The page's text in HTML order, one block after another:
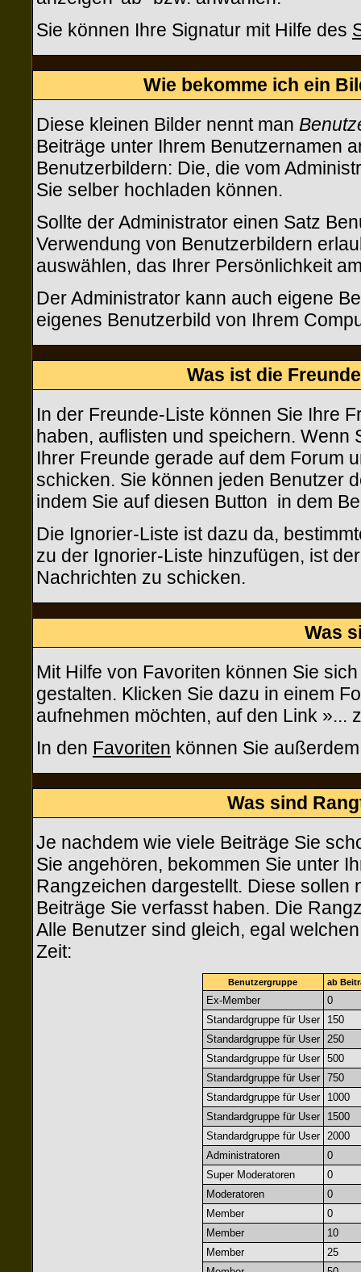
Sie können Ihre Signatur mit Hilfe des
Wie bekomme ich ein
Diese kleinen Bilder nennt man
Beiträge unter Ihrem Benutzernamen
Benutzerbildern: Die, die vom
Sie selber hochladen können.
Sollte der Administrator einen Satz
Verwendung von Benutzerbildern
auswählen, das Ihrer Persönlichkeit
Der Administrator kann auch eigene
eigenes Benutzerbild von Ihrem
Was ist die
In der Freunde-Liste können Sie Ihre
haben, auflisten und speichern. Wenn
Ihrer Freunde gerade auf dem Forum
schicken. Sie können jeden Benutzer
indem Sie auf diesen Button in dem
Die Ignorier-Liste ist dazu da,
zu der Ignorier-Liste hinzufügen, ist
Nachrichten zu schicken.
Was
Mit Hilfe von Favoriten können Sie
gestalten. Klicken Sie dazu in einem
aufnehmen möchten, auf den Link »...
In den Favoriten können Sie
Was sind
Je nachdem wie viele Beiträge Sie
Sie angehören, bekommen Sie unter
Rangzeichen dargestellt. Diese sollen
Beiträge Sie verfasst haben. Die
Alle Benutzer sind gleich, egal
Zeit:
Benutzergruppe ab
Ex-Member
0
Standardgruppe für User
150
Standardgruppe für User
250
Standardgruppe für User
500
Standardgruppe für User
750
Standardgruppe für User
1000
Standardgruppe für User
1500
Standardgruppe für User
2000
Administratoren
0
Super Moderatoren
0
Moderatoren
0
Member
0
Member
10
Member
25